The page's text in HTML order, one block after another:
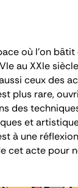
où l’on
eau XXIesiècle
ceux des
plus rare,
des
et
à une
cet acte pour